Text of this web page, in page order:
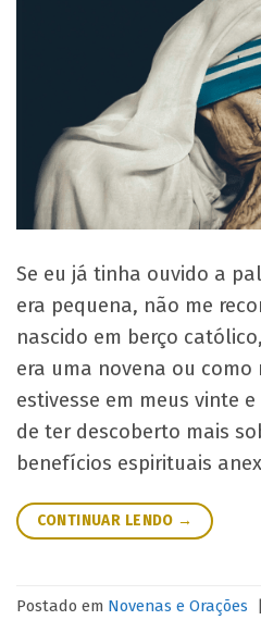
Se eu já tinha ouvido a
era pequena, não me
nascido em berço
era uma novena ou como
estivesse em meus vinte
de ter descoberto mais
benefícios espirituais
CONTINUAR LENDO →
Postado em Novenas e Orações |